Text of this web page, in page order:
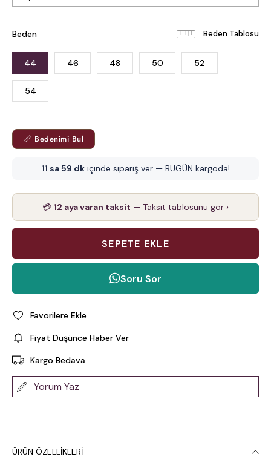
Beden Beden Tablosu
44 46 48 50 52
54
📏 Bedenimi Bul
11 sa 59 dkiçinde sipariş ver — BUGÜN kargoda!
💳 12 aya varan taksit — Taksit tablosunu gör ›
Soru Sor
Favorilere Ekle
Fiyat Düşünce Haber Ver
Kargo Bedava
Yorum Yaz
ÜRÜN ÖZELLIKLERI